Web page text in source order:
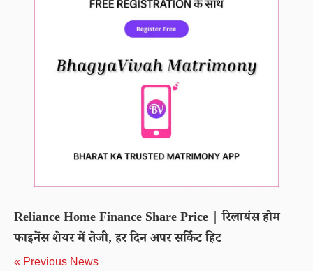
Reliance Home Finance Share Price | रिलायंस होम
फाइनेंस शेयर में तेजी, हर दिन अपर सर्किट हिट
« Previous News